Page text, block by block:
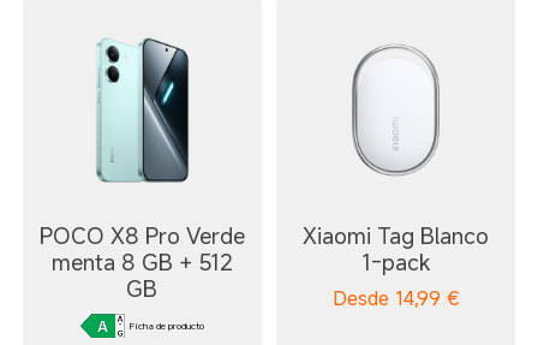
POCO X8 Pro Verde
menta 8 GB + 512
GB
Ficha de producto
Xiaomi Tag Blanco
1-pack
Desde 14,99 €